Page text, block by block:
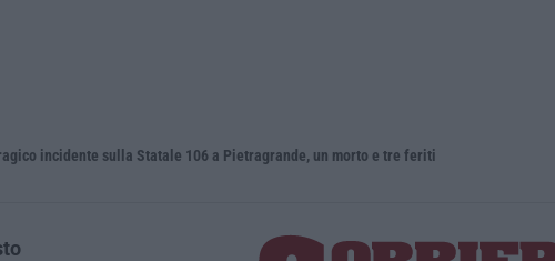
incidente sulla Statale 106 a Pietragrande, un morto e tre feriti